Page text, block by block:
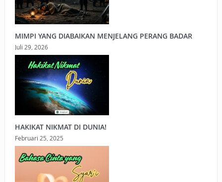
MIMPI YANG DIABAIKAN MENJELANG PERANG BADAR
Juli 29, 2026
HAKIKAT NIKMAT DI DUNIA!
Februari 25, 2025